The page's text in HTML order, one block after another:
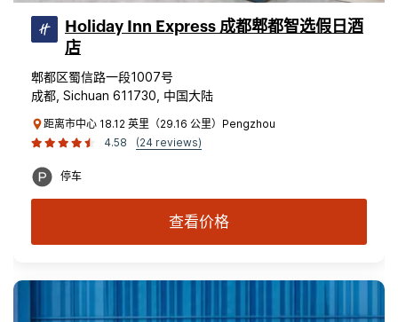
Holiday Inn Express 成都郫都智选假日酒
店
郫都区蜀信路一段1007号
成都, Sichuan 611730, 中国大陆
距离市中心 18.12 英里（29.16 公里）Pengzhou
4.58
(24 reviews)
停车
查看价格